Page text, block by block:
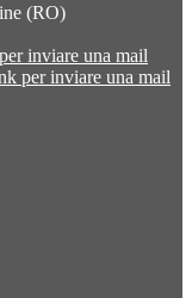
(RO)
inviare una mail
per inviare una mail